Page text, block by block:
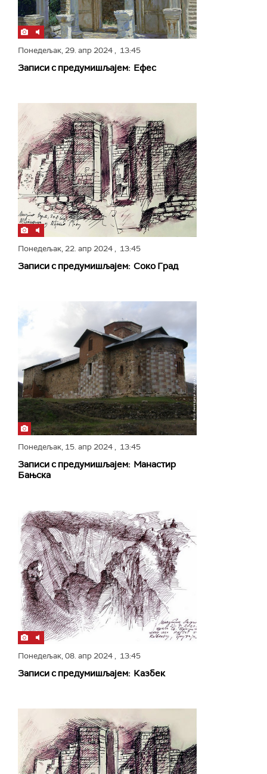
Понедељак,29. апр 2024, 13:45
Записи с предумишљајем: Ефес
Понедељак,22. апр 2024, 13:45
Записи с предумишљајем: Соко Град
Понедељак, 15. апр 2024, 13:45
Записи с предумишљајем: Манастир
Бањска
Понедељак,08. апр 2024, 13:45
Записи с предумишљајем: Казбек